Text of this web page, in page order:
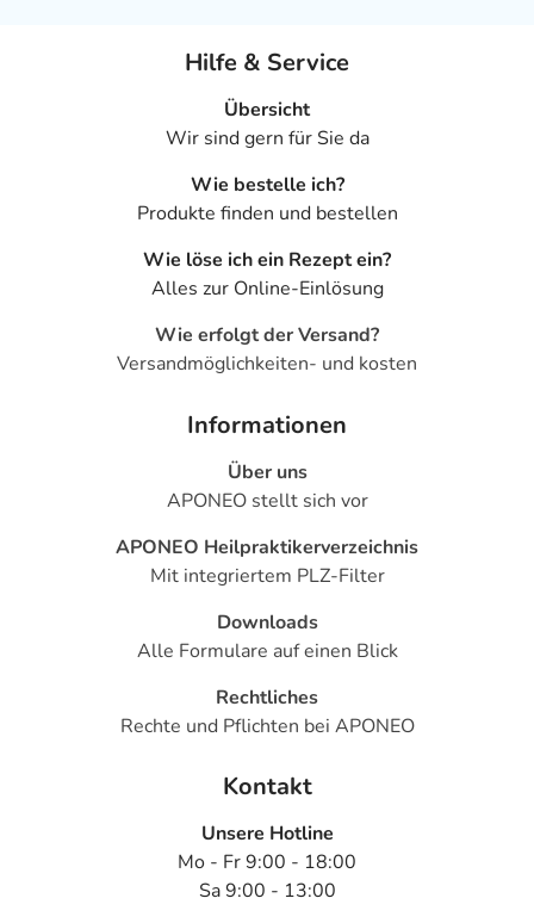
Hilfe & Service
Übersicht
Wir sind gern für Sie da
Wie bestelle ich?
Produkte finden und bestellen
Wie löse ich ein Rezept ein?
Alles zur Online-Einlösung
Wie erfolgt der Versand?
Versandmöglichkeiten- und kosten
Informationen
Über uns
APONEO stellt sich vor
APONEO Heilpraktikerverzeichnis
Mit integriertem PLZ-Filter
Downloads
Alle Formulare auf einen Blick
Rechtliches
Rechte und Pflichten bei APONEO
Kontakt
Unsere Hotline
Mo - Fr 9:00 - 18:00
Sa 9:00 - 13:00